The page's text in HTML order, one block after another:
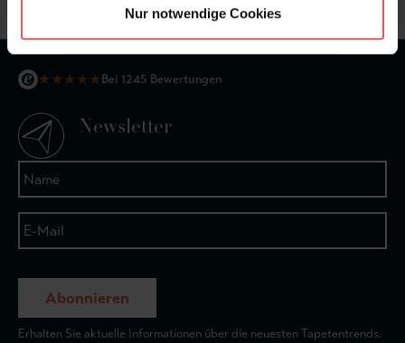
Nur notwendige Cookies
★ ★ ★ ★ ★Bei 1245 Bewertungen
Newsletter
Abonnieren
Erhalten Sie aktuelle Informationen über die neuesten Tapetentrends.